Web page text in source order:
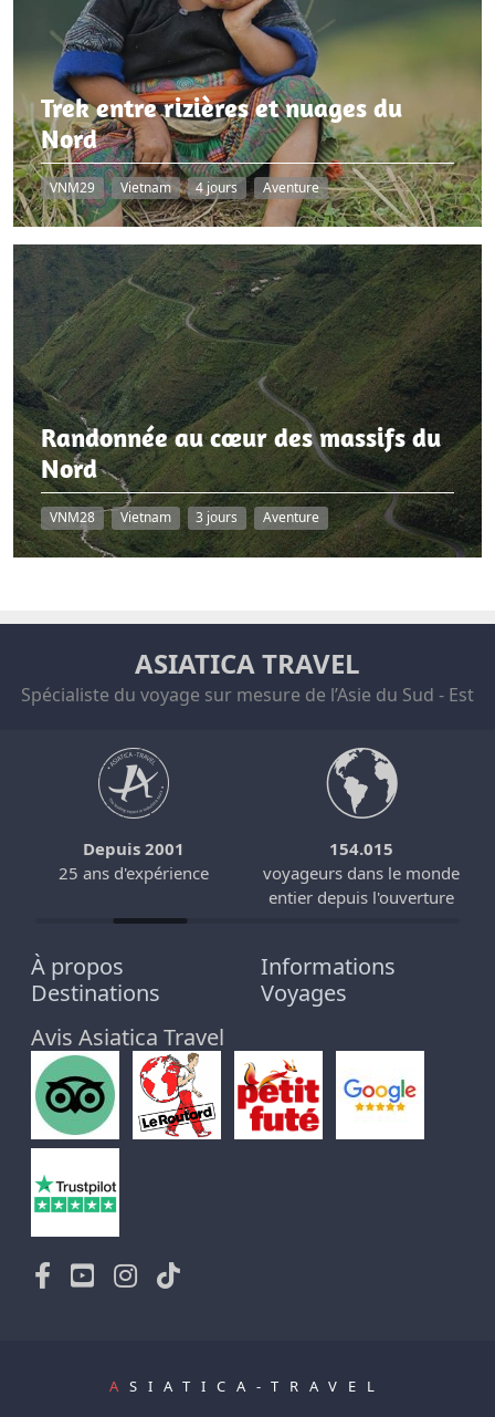
Trek entre rizières et nuages du
Nord
VNM29 Vietnam 4 jours Aventure
Randonnée au cœur des massifs du
Nord
VNM28 Vietnam 3 jours Aventure
ASIATICA TRAVEL
Spécialiste du voyage sur mesure de l’Asie du Sud - Est
Depuis 2001
25 ans d'expérience
154.015
voyageurs dans le monde
entier depuis l'ouverture
À propos
Informations
Destinations
Voyages
Avis Asiatica Travel
A SIATICA-TRAVEL